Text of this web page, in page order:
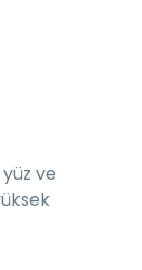
ve